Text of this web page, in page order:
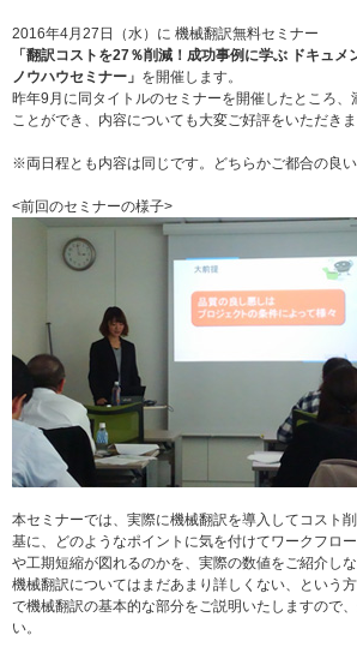
2016年4月27日（水）に 機械翻訳無料セミナー
「翻訳コストを27％削減！成功事例に学ぶ ドキュメ
ノウハウセミナー」 を開催します。
昨年9月に同タイトルのセミナーを開催したところ、
ことができ、内容についても大変ご好評をいただきま
※両日程とも内容は同じです。どちらかご都合の良い
<前回のセミナーの様子>
本セミナーでは、実際に機械翻訳を導入してコスト
基に、どのようなポイントに気を付けてワークフロ
や工期短縮が図れるのかを、実際の数値をご紹介し
機械翻訳についてはまだあまり詳しくない、という
で機械翻訳の基本的な部分をご説明いたしますので
い。